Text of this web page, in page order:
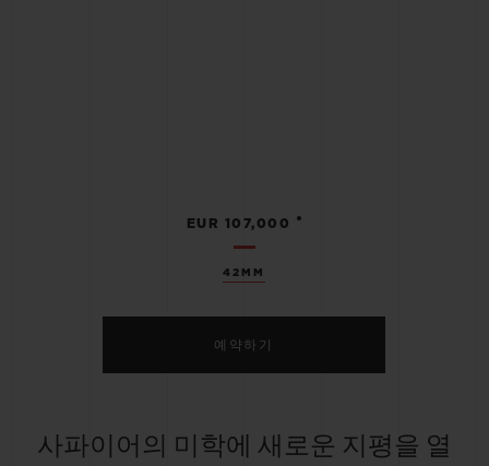
42MM
EUR 107,000 •
예약하기
사파이어의 미학에 새로운 지평을 열